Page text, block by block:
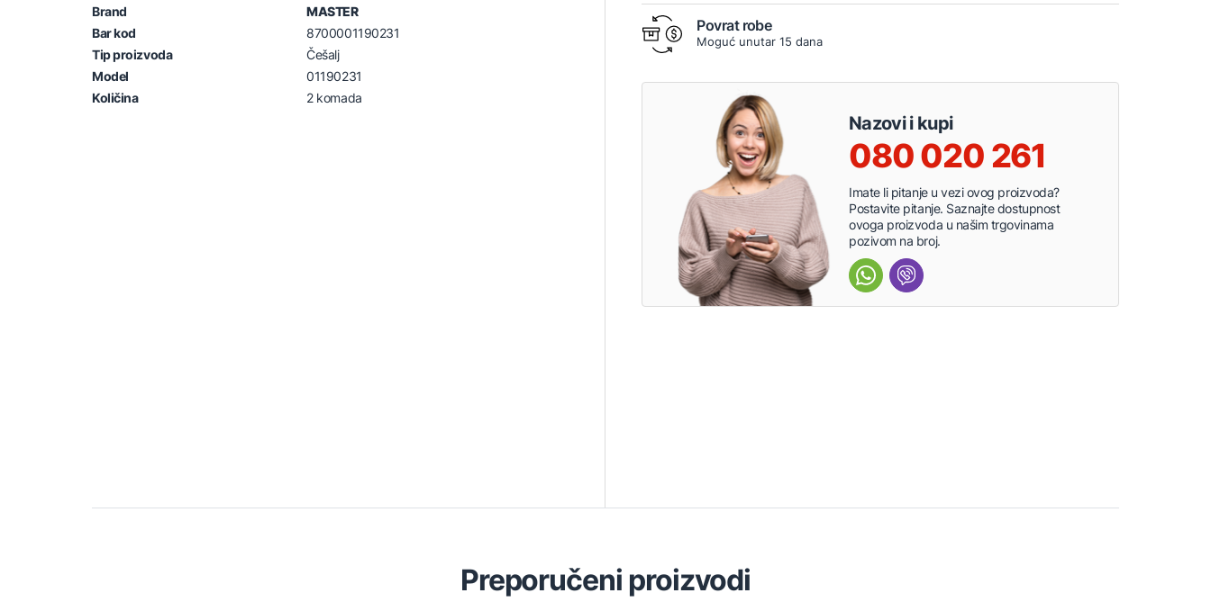
Brand
MASTER
Bar kod
8700001190231
Tip proizvoda
Češalj
Model
01190231
Količina
2 komada
Povrat robe
Moguć unutar 15 dana
Nazovi i kupi
080 020 261
Imate li pitanje u vezi ovog proizvoda?
Postavite pitanje. Saznajte dostupnost
ovoga proizvoda u našim trgovinama
pozivom na broj.
Preporučeni proizvodi